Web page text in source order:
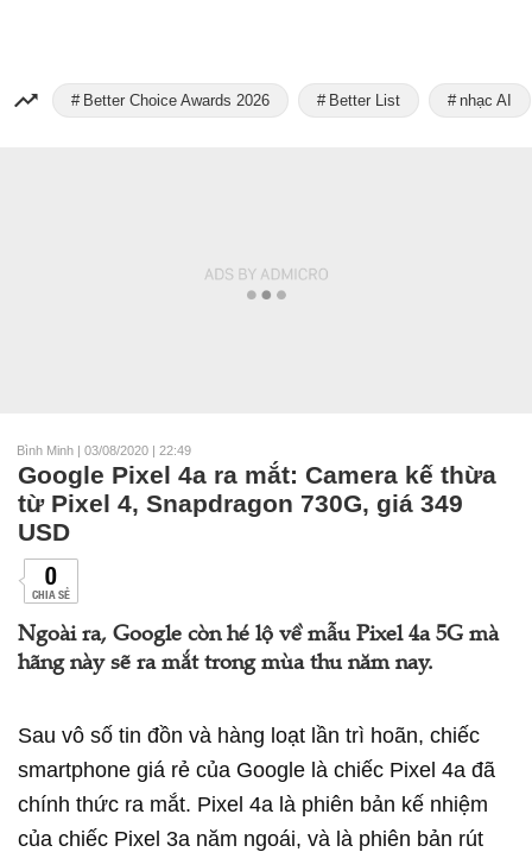
Better Choice Awards 2026 Better List nhạc AI
Bình Minh | 03/08/2020 | 22:49
Google Pixel 4a ra mắt: Camera kế thừa
từ Pixel 4, Snapdragon 730G, giá 349
USD
0
CHIA SẺ
Ngoài ra, Google còn hé lộ về mẫu Pixel 4a 5G mà
hãng này sẽ ra mắt trong mùa thu năm nay.
Sau vô số tin đồn và hàng loạt lần trì hoãn, chiếc
smartphone giá rẻ của Google là chiếc Pixel 4a đã
chính thức ra mắt. Pixel 4a là phiên bản kế nhiệm
của chiếc Pixel 3a năm ngoái, và là phiên bản rút